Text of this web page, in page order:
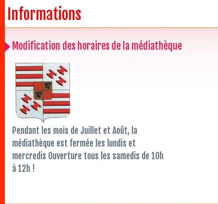
Informations
Modification des horaires de la médiathèque
Pendant les mois de Juillet et Août, la
médiathèque est fermée les lundis et
mercredis Ouverture tous les samedis de 10h
à 12h !